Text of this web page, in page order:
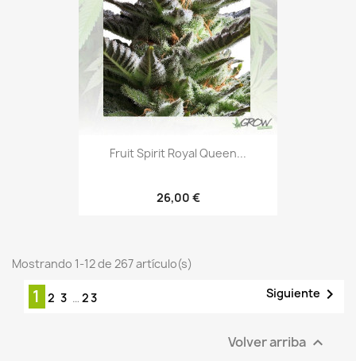
Fruit Spirit Royal Queen...
26,00 €
Mostrando 1-12 de 267 artículo(s)
1 2 3 … 23 Siguiente 
Volver arriba 